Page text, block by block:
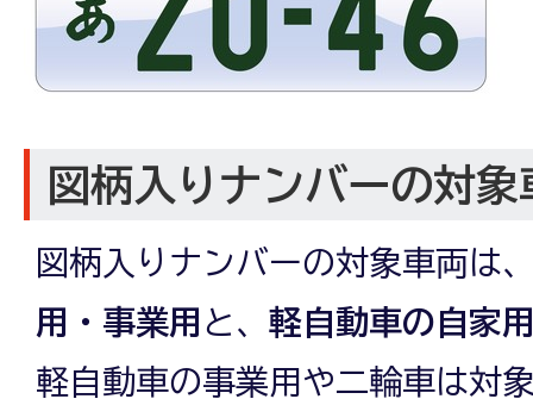
図柄入りナンバーの対象
図柄入りナンバーの対象車両は
用・事業用 と、 軽自動車の自家
軽自動車の事業用や二輪車は対